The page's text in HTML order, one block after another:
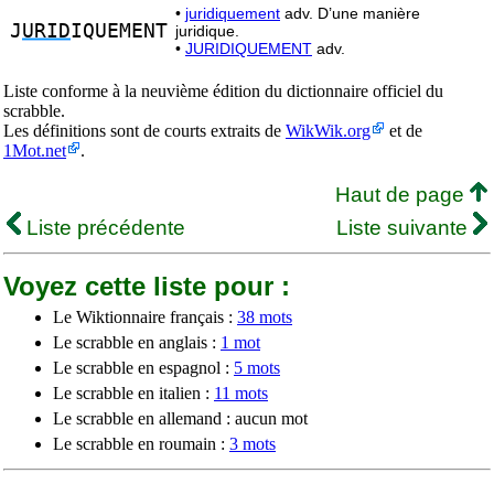
JURIDIQUEMENT
• juridiquement adv. D’une manière
juridique.
• JURIDIQUEMENT adv.
Liste conforme à la neuvième édition du dictionnaire officiel du
scrabble.
Les définitions sont de courts extraits de WikWik.org
et de
1Mot.net
.
Haut de page
Liste précédente
Liste suivante
Voyez cette liste pour :
Le Wiktionnaire français : 38 mots
Le scrabble en anglais : 1 mot
Le scrabble en espagnol : 5 mots
Le scrabble en italien : 11 mots
Le scrabble en allemand : aucun mot
Le scrabble en roumain : 3 mots